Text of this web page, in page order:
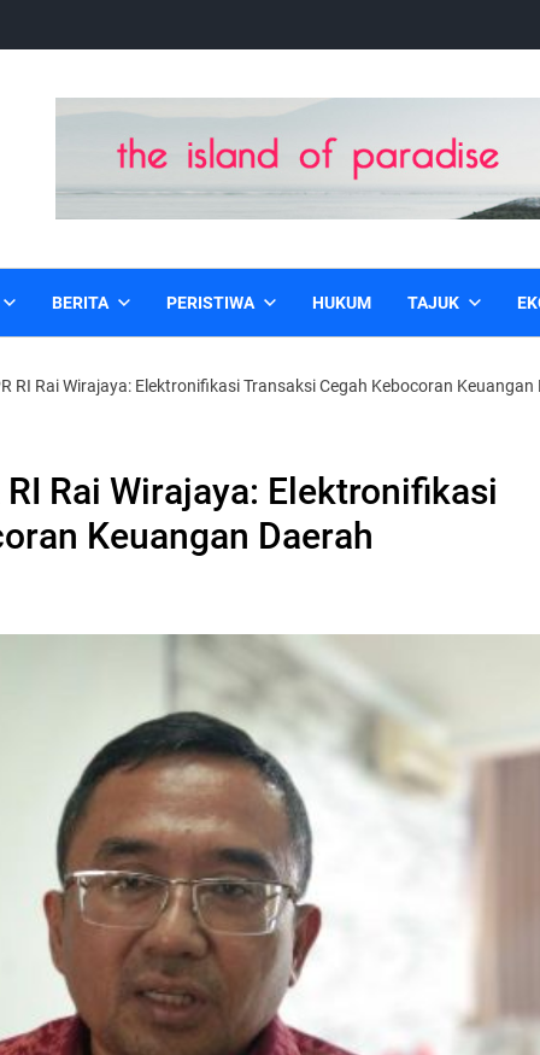
BERITA PERISTIWA HUKUM TAJUK
RI Rai Wirajaya: Elektronifikasi Transaksi Cegah Kebocoran Keuangan
Rai Wirajaya: Elektronifikasi
Keuangan Daerah